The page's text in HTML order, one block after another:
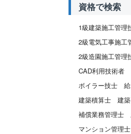
資格で検索
1級建築施工管理
2級電気工事施工
2級造園施工管理
CAD利用技術者
ボイラー技士
建築積算士
建
補償業務管理士
マンション管理士